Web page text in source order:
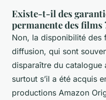
Existe-t-il des
permanente des films
Non, la disponibilité des
diffusion, qui sont
disparaître du catalogue
surtout s’il a été acquis
productions Amazon